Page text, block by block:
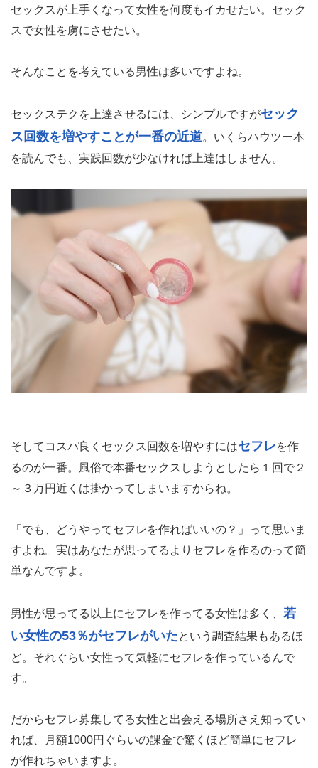
結婚するのを不安に思う人も多いと思います。確かに大変
なことや悩むことは多いと思いますが、好きな相手と一緒
は
セフレが500円！紗倉まなが暴露したセックス
テク上達法がヤバい
セックスが上手くなって女性を何度もイカせたい。セック
スで女性を虜にさせたい。
そんなことを考えている男性は多いですよね。
セックステクを上達させるには、シンプルですが
セック
ス回数を増やすことが一番の近道
。いくらハウツー本
るのが一番。風俗で本番セックスしようとしたら１回で２
～３万円近くは掛かってしまいますからね。